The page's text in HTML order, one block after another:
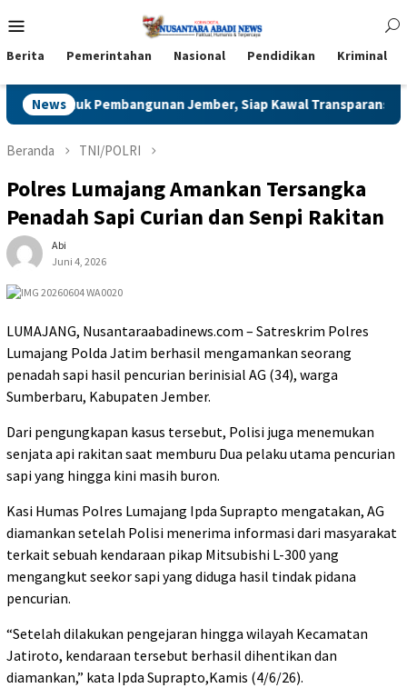
ke
Mobile
Berita Pemerintahan Nasional Pendidikan Kriminal
News Bukan Sekedar LOP, 200 lebih Peserta Banjiri
Beranda TNI/POLRI
Polres Lumajang Amankan Tersangka
Penadah Sapi Curian dan Senpi Rakitan
Abi
Juni 4, 2026
LUMAJANG, Nusantaraabadinews.com – Satreskrim Polres
Lumajang Polda Jatim berhasil mengamankan seorang
penadah sapi hasil pencurian berinisial AG (34), warga
Sumberbaru, Kabupaten Jember.
Dari pengungkapan kasus tersebut, Polisi juga menemukan
senjata api rakitan saat memburu Dua pelaku utama pencurian
sapi yang hingga kini masih buron.
Kasi Humas Polres Lumajang Ipda Suprapto mengatakan, AG
diamankan setelah Polisi menerima informasi dari masyarakat
terkait sebuah kendaraan pikap Mitsubishi L-300 yang
mengangkut seekor sapi yang diduga hasil tindak pidana
pencurian.
“Setelah dilakukan pengejaran hingga wilayah Kecamatan
Jatiroto, kendaraan tersebut berhasil dihentikan dan
diamankan,” kata Ipda Suprapto,Kamis (4/6/26).